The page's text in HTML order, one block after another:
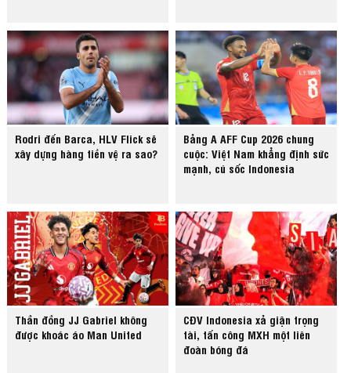
Rodri đến Barca, HLV Flick sẽ
xây dựng hàng tiền vệ ra sao?
Bảng A AFF Cup 2026 chung
cuộc: Việt Nam khẳng định sức
mạnh, cú sốc Indonesia
Thần đồng JJ Gabriel không
được khoác áo Man United
CĐV Indonesia xả giận trọng
tài, tấn công MXH một liên
đoàn bóng đá